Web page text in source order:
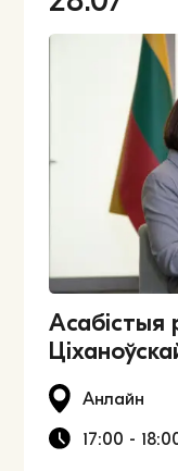
Асабістыя
Анлайн
17:00 -